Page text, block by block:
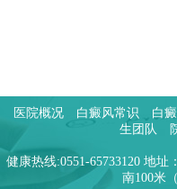
医院概况 白癜风常识 白
生团队
健康热线:0551-65733120 地
南100米